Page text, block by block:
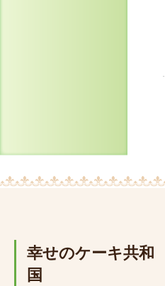
幸せのケーキ共和
国